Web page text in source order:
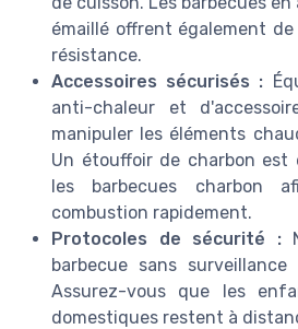
émaillé offrent également
résistance.
Accessoires sécurisés :
anti-chaleur et
manipuler les éléments
Un étouffoir de charbon est
les barbecues charbon
combustion rapidement.
Protocoles de sécurité :
barbecue sans
Assurez-vous que les
domestiques restent à